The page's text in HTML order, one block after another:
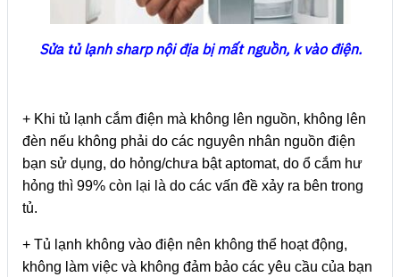
Sửa tủ lạnh sharp nội địa bị mất nguồn, k vào điện.
+ Khi tủ lạnh cắm điện mà không lên nguồn, không lên
đèn nếu không phải do các nguyên nhân nguồn điện
bạn sử dụng, do hỏng/chưa bật aptomat, do ổ cắm hư
hỏng thì 99% còn lại là do các vấn đề xảy ra bên trong
tủ.
+ Tủ lạnh không vào điện nên không thể hoạt động,
không làm việc và không đảm bảo các yêu cầu của bạn